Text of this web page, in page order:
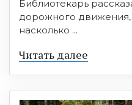
Библиотекарь
дорожного движения,
насколько ...
Читать далее